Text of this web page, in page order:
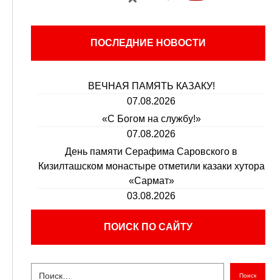
ПОСЛЕДНИЕ НОВОСТИ
ВЕЧНАЯ ПАМЯТЬ КАЗАКУ!
07.08.2026
«С Богом на службу!»
07.08.2026
День памяти Серафима Саровского в
Кизилташском монастыре отметили казаки хутора
«Сармат»
03.08.2026
ПОИСК ПО САЙТУ
Поиск